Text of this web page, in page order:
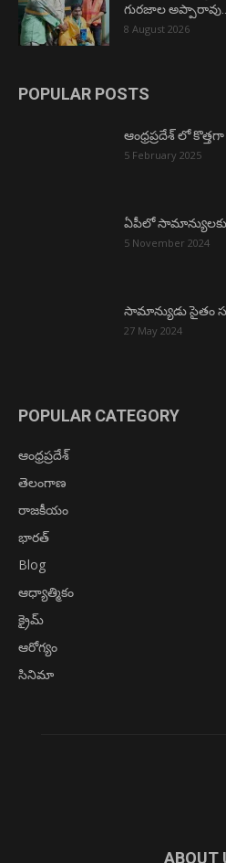
గురజాల
8 August 2026
POPULAR POSTS
ఆంధ్రప్రదేశ్ లో
5 February 2025
ఏపీలో సామాన్యులకు
5 November 2024
సామాన్యుడు సైతం
27 May 2024
POPULAR CATEGORY
ఆంధ్రప్రదేశ్
తెలంగాణ
రాజకీయం
భారత్
Blog
ఆధ్యాత్మికం
క్రైమ్
ఆరోగ్యం
సినిమా
ABOUT